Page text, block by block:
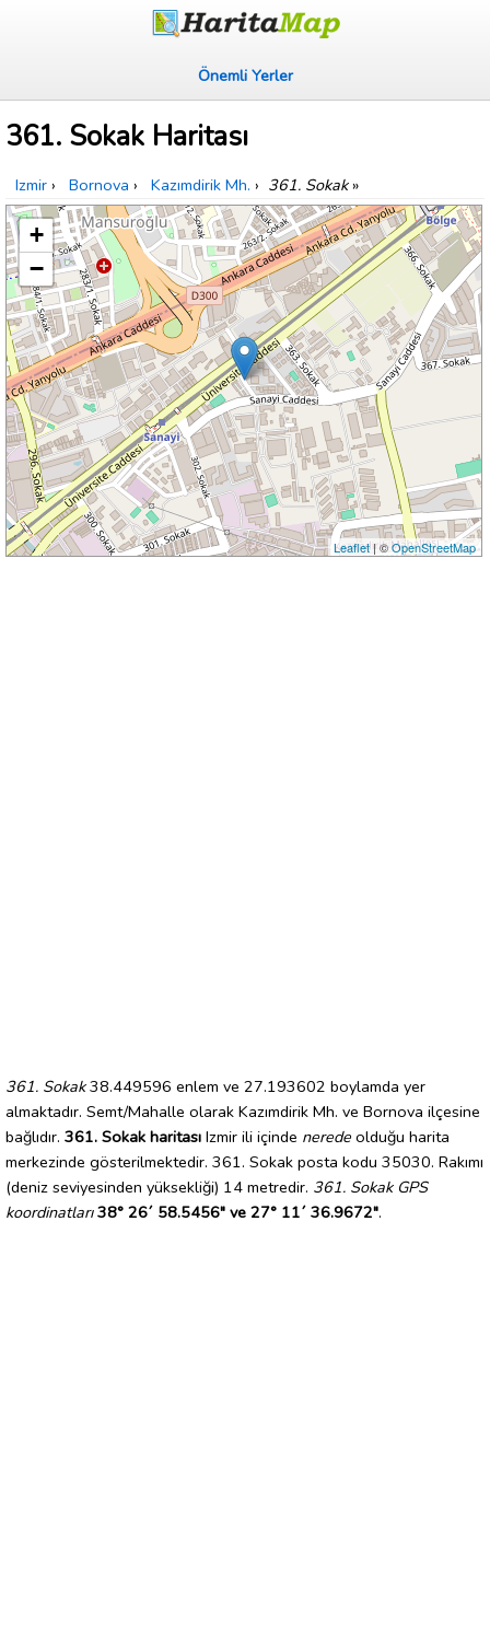
Önemli Yerler
361. Sokak Haritası
Izmir › Bornova › Kazımdirik Mh. › 361. Sokak»
+
−
Leaflet| ©OpenStreetMap
361. Sokak38.449596 enlem ve 27.193602 boylamda yer
almaktadır. Semt/Mahalle olarak Kazımdirik Mh. ve Bornova ilçesine
bağlıdır. 361. Sokak haritası Izmir ili içinde nerede olduğu harita
merkezinde gösterilmektedir. 361. Sokak posta kodu 35030. Rakımı
(deniz seviyesinden yüksekliği) 14 metredir. 361. Sokak GPS
koordinatları 38° 26´ 58.5456" ve 27° 11´ 36.9672".